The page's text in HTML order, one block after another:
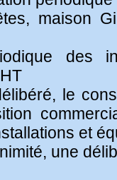
maison
des
le
et
une